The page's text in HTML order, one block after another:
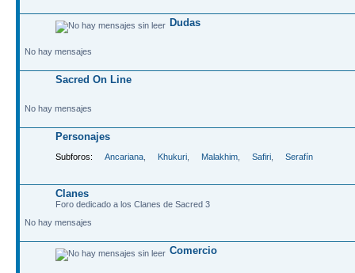
Dudas
No hay mensajes
Sacred On Line
No hay mensajes
Personajes
Subforos: Ancariana Khukuri Malakhim Safiri Serafín
Clanes
Foro dedicado a los Clanes de Sacred 3
No hay mensajes
Comercio